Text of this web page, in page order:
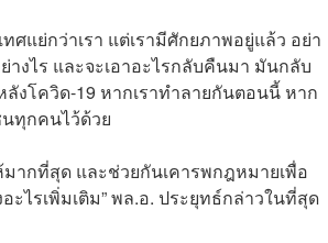
แย่กว่าเรา แต่เรามีศักยภาพอยู่แล้ว อย่า
งไร และจะเอาอะไรกลับคืนมา มันกลับ
งโควิด-19 หากเราทำลายกันตอนนี้ หาก
ทุกคนไว้ด้วย
ากที่สุด และช่วยกันเคารพกฎหมายเพื่อ
ไรเพิ่มเติม” พล.อ. ประยุทธ์กล่าวในที่สุด